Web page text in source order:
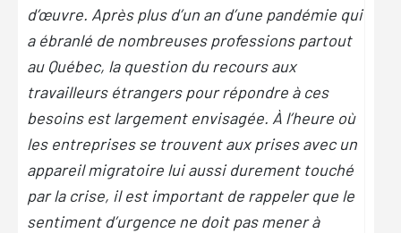
d’œuvre. Après plus d’un an d’une pandémie qui
a ébranlé de nombreuses professions partout
au Québec, la question du recours aux
travailleurs étrangers pour répondre à ces
besoins est largement envisagée. À l’heure où
les entreprises se trouvent aux prises avec un
appareil migratoire lui aussi durement touché
par la crise, il est important de rappeler que le
sentiment d’urgence ne doit pas mener à